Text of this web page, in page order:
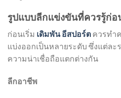
รูปแบบลีกแข่งขันที่ควรรู้ก่อ
ก่อนเริ่ม เดิมพัน อีสปอร์ต ควรทำ
แบ่งออกเป็นหลายระดับ ซึ่งแต่ล
ความน่าเชื่อถือแตกต่างกัน
ลีกอาชีพ